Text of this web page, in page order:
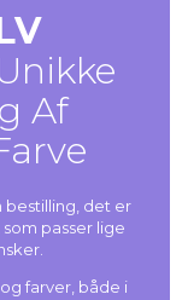
Af
det er
passer lige
farver, både i